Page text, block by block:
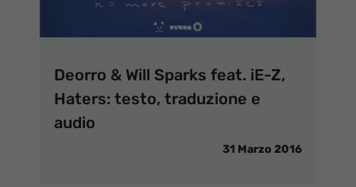
Deorro & Will Sparks feat. iE-Z,
Haters: testo, traduzione e
audio
31 Marzo 2016